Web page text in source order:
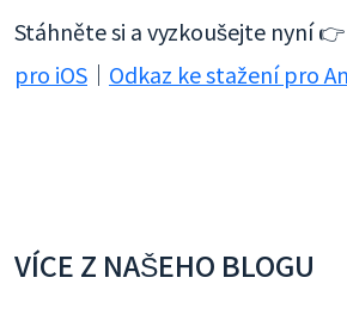
Stáhněte si a vyzkoušejte nyní 👉
pro iOS ｜ Odkaz ke stažení pro
VÍCE Z NAŠEHO BLOGU